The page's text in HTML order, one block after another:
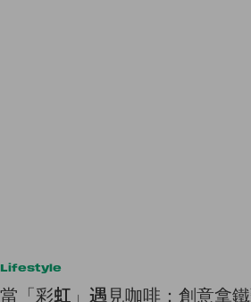
Lifestyle
當「彩虹」遇見咖啡：創意拿